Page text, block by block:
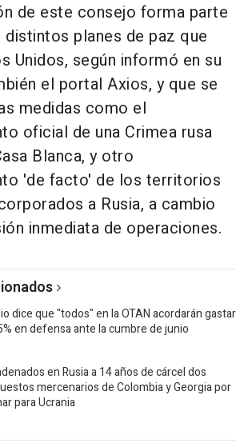
de este consejo forma parte
planes de paz que
Unidos, según informó en su
el portal Axios, y que se
medidas como el
oficial de una Crimea rusa
Blanca, y otro
'de facto' de los territorios
a Rusia, a cambio
inmediata de operaciones.
dice que "todos" en la OTAN acordarán gastar
en defensa ante la cumbre de junio
en Rusia a 14 años de cárcel dos
mercenarios de Colombia y Georgia por
para Ucrania